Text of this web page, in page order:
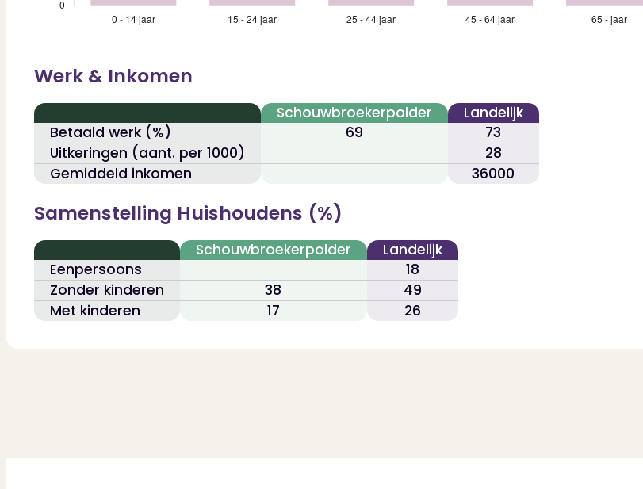
ContactBekijk Vestigingen
Werk & Inkomen
Schouwbroekerpolder
Landelijk
Betaald werk (%)
69
73
Uitkeringen (aant. per 1000)
28
Gemiddeld inkomen
36000
Samenstelling Huishoudens (%)
Schouwbroekerpolder
Landelijk
Eenpersoons
18
Zonder kinderen
38
49
Met kinderen
17 26